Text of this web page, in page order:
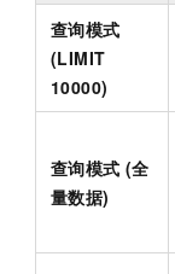
查询模式
(LIMIT
10000)
查询模式 (全
量数据)